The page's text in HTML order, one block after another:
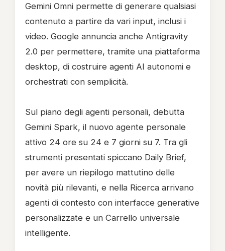
Gemini Omni permette di generare qualsiasi
contenuto a partire da vari input, inclusi i
video. Google annuncia anche Antigravity
2.0 per permettere, tramite una piattaforma
desktop, di costruire agenti AI autonomi e
orchestrati con semplicità.
Sul piano degli agenti personali, debutta
Gemini Spark, il nuovo agente personale
attivo 24 ore su 24 e 7 giorni su 7. Tra gli
strumenti presentati spiccano Daily Brief,
per avere un riepilogo mattutino delle
novità più rilevanti, e nella Ricerca arrivano
agenti di contesto con interfacce generative
personalizzate e un Carrello universale
intelligente.